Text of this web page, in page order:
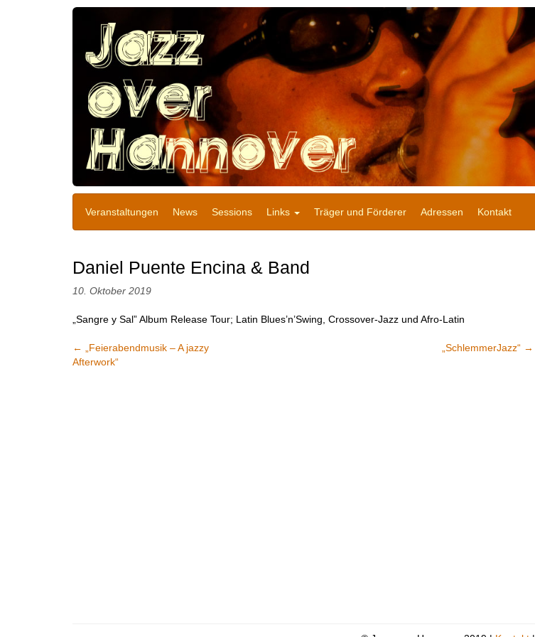
Veranstaltungen News Sessions Links Träger und Förderer Adressen Kontakt
Daniel Puente Encina & Band
10. Oktober 2019
„Sangre y Sal” Album Release Tour; Latin Blues’n’Swing, Crossover-Jazz und Afro-Latin
← „Feierabendmusik – A jazzy
Afterwork“
„SchlemmerJazz“ →